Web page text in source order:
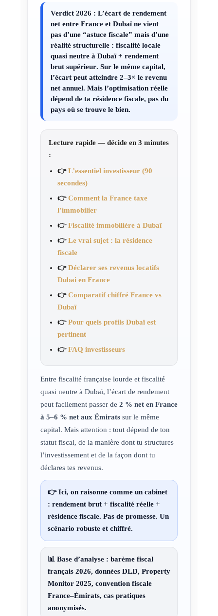
Verdict 2026 : L’écart de rendement
net entre France et Dubaï ne vient
pas d’une “astuce fiscale” mais d’une
réalité structurelle : fiscalité locale
quasi neutre à Dubaï+ rendement
brut supérieur. Sur le même capital,
l’écart peut atteindre 2–3× le revenu
net annuel. Mais l’optimisation réelle
dépend de ta résidence fiscale, pas du
pays où se trouve le bien.
Lecture rapide — décide en 3 minutes
:
👉L’essentiel investisseur (90
secondes)
👉Comment la France taxe
l’immobilier
👉Fiscalité immobilière à Dubaï
👉Le vrai sujet : la résidence
fiscale
👉Déclarer ses revenus locatifs
Dubai en France
👉Comparatif chiffré France vs
Dubaï
👉Pour quels profils Dubaï est
pertinent
👉FAQ investisseurs
Entre fiscalité française lourde et fiscalité
quasi neutre à Dubaï, l’écart de rendement
peut facilement passer de 2 % net en France
à 5–6 % net aux Émirats sur le même
capital. Mais attention : tout dépend de ton
statut fiscal, de la manière dont tu structures
l’investissement et de la façon dont tu
déclares tes revenus.
👉 Ici, on raisonne comme un cabinet
: rendement brut + fiscalité réelle +
résidence fiscale. Pas de promesse. Un
scénario robuste et chiffré.
📊 Base d’analyse : barème fiscal
français 2026, données DLD, Property
Monitor 2025, convention fiscale
France–Émirats, cas pratiques
anonymisés.